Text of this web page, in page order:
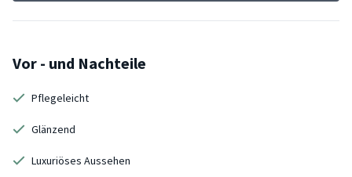
Vor - und Nachteile
Pflegeleicht
Glänzend
Luxuriöses Aussehen